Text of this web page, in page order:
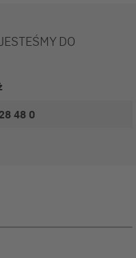
DO
48 0